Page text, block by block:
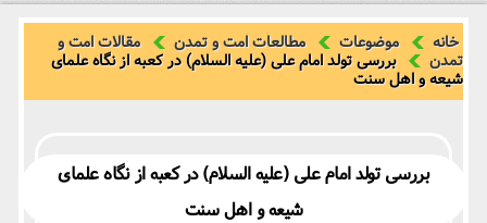
خانه موضوعات مطالعات امت و تمدن مقالات امت و
تمدن بررسی تولد امام علی (علیه السلام) در کعبه از نگاه علمای
شیعه و اهل سنت
بررسی تولد امام علی (علیه السلام) در کعبه از نگاه علمای
شیعه و اهل سنت